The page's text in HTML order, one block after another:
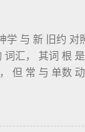
，属更晚期以
使被拘禁”与
书/启示录 中的
一语义场。 恶
的审判美学。
但 常 与 单数
例 分类 类型